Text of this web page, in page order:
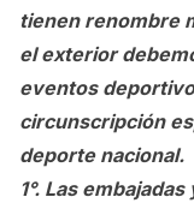
tienen renombre
el exterior
eventos
circunscripción
deporte nacional.
1°. Las